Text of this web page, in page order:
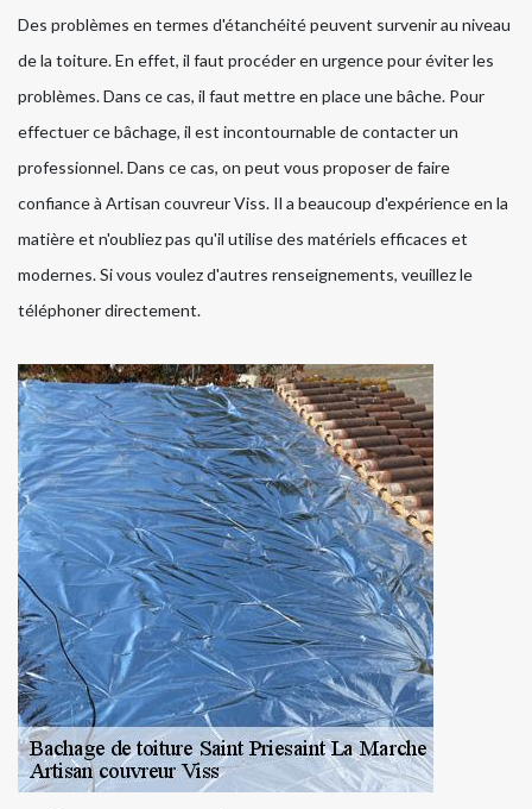
Des problèmes en termes d'étanchéité peuvent survenir au niveau
de la toiture. En effet, il faut procéder en urgence pour éviter les
problèmes. Dans ce cas, il faut mettre en place une bâche. Pour
effectuer ce bâchage, il est incontournable de contacter un
professionnel. Dans ce cas, on peut vous proposer de faire
confiance à Artisan couvreur Viss. Il a beaucoup d'expérience en la
matière et n'oubliez pas qu'il utilise des matériels efficaces et
modernes. Si vous voulez d'autres renseignements, veuillez le
téléphoner directement.